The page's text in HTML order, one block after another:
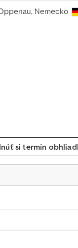
Nemecko
si termín